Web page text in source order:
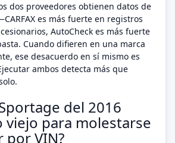
dos proveedores obtienen datos de
es más fuerte en registros
AutoCheck es más fuerte
Cuando difieren en una marca
ese desacuerdo en sí mismo es
ambos detecta más que
del 2016
viejo para molestarse
por VIN?